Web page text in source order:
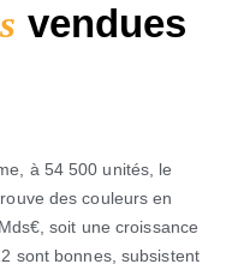
vendues
à 54 500 unités, le
des couleurs en
soit une croissance
sont bonnes, subsistent